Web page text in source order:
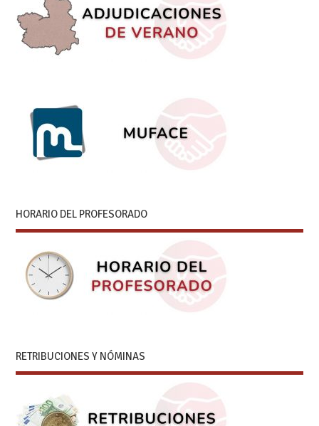
HORARIO DEL PROFESORADO
RETRIBUCIONES Y NÓMINAS